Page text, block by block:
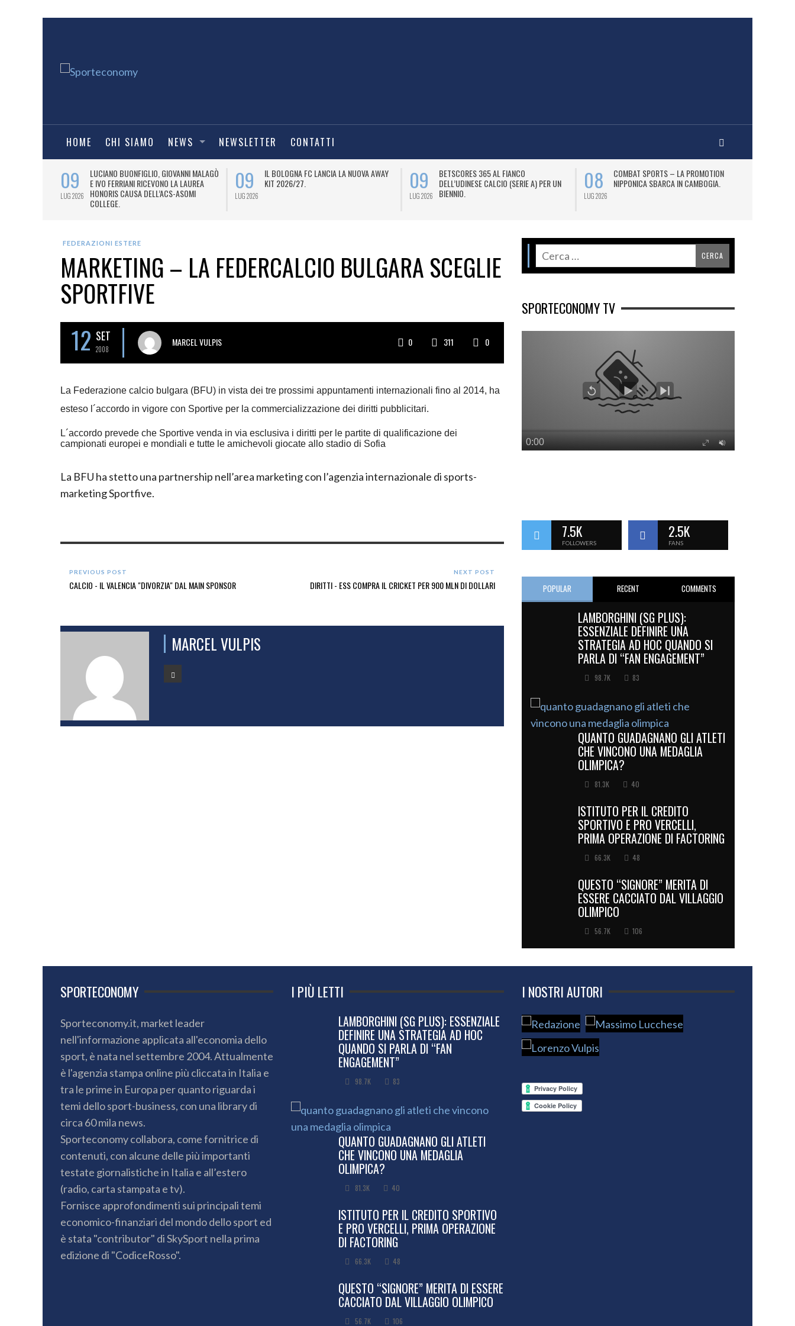
HOME CHI SIAMO NEWS NEWSLETTER CONTATTI
09
LUG 2026
LUCIANO BUONFIGLIO, GIOVANNI MALAGÒ
E IVO FERRIANI RICEVONO LA LAUREA
HONORIS CAUSA DELL’ACS-ASOMI
COLLEGE.
09
LUG 2026
IL BOLOGNA FC LANCIA LA NUOVA AWAY
KIT 2026/27.
09
LUG 2026
BETSCORES 365 AL FIANCO
DELL’UDINESE CALCIO (SERIE A) PER UN
BIENNIO.
08
LUG 2026
COMBAT SPORTS – LA PROMOTION
NIPPONICA SBARCA IN CAMBOGIA.
FEDERAZIONI ESTERE
MARKETING – LA FEDERCALCIO BULGARA SCEGLIE
SPORTFIVE
12 SET
2008
MARCEL VULPIS 0 311 0
La Federazione calcio bulgara (BFU) in vista dei tre prossimi appuntamenti internazionali fino al 2014, ha
esteso l´accordo in vigore con Sportive per la commercializzazione dei diritti pubblicitari.
L´accordo prevede che Sportive venda in via esclusiva i diritti per le partite di qualificazione dei
campionati europei e mondiali e tutte le amichevoli giocate allo stadio di Sofia
La BFU ha stetto una partnership nell’area marketing con l’agenzia internazionale di sports-
marketing Sportfive.
PREVIOUS POST
CALCIO - IL VALENCIA "DIVORZIA" DAL MAIN SPONSOR
NEXT POST
DIRITTI - ESS COMPRA IL CRICKET PER 900 MLN DI DOLLARI
MARCEL VULPIS
SPORTECONOMY TV
7.5K
FOLLOWERS
2.5K
FANS
POPULAR RECENT COMMENTS
LAMBORGHINI (SG PLUS):
ESSENZIALE DEFINIRE UNA
STRATEGIA AD HOC QUANDO SI
PARLA DI “FAN ENGAGEMENT”
98.7K 83
QUANTO GUADAGNANO GLI ATLETI
CHE VINCONO UNA MEDAGLIA
OLIMPICA?
81.3K 40
ISTITUTO PER IL CREDITO
SPORTIVO E PRO VERCELLI,
PRIMA OPERAZIONE DI FACTORING
66.3K 48
QUESTO “SIGNORE” MERITA DI
ESSERE CACCIATO DAL VILLAGGIO
OLIMPICO
56.7K 106
SPORTECONOMY
Sporteconomy.it, market leader
nell'informazione applicata all'economia dello
sport, è nata nel settembre 2004. Attualmente
è l'agenzia stampa online più cliccata in Italia e
tra le prime in Europa per quanto riguarda i
temi dello sport-business, con una library di
circa 60 mila news.
Sporteconomy collabora, come fornitrice di
contenuti, con alcune delle più importanti
testate giornalistiche in Italia e all’estero
(radio, carta stampata e tv).
Fornisce approfondimenti sui principali temi
economico-finanziari del mondo dello sport ed
è stata "contributor" di SkySport nella prima
edizione di "CodiceRosso".
I PIÙ LETTI
LAMBORGHINI (SG PLUS): ESSENZIALE
DEFINIRE UNA STRATEGIA AD HOC
QUANDO SI PARLA DI “FAN
ENGAGEMENT”
98.7K 83
QUANTO GUADAGNANO GLI ATLETI
CHE VINCONO UNA MEDAGLIA
OLIMPICA?
81.3K 40
ISTITUTO PER IL CREDITO SPORTIVO
E PRO VERCELLI, PRIMA OPERAZIONE
DI FACTORING
66.3K 48
QUESTO “SIGNORE” MERITA DI ESSERE
CACCIATO DAL VILLAGGIO OLIMPICO
56.7K 106
I NOSTRI AUTORI